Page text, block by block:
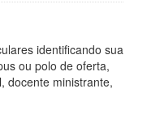
identificando sua
ou polo de oferta,
docente ministrante,